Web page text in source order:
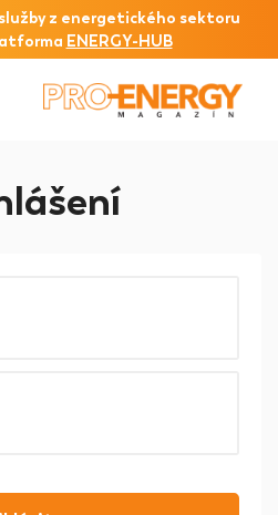
z energetického sektoru
ENERGY-HUB